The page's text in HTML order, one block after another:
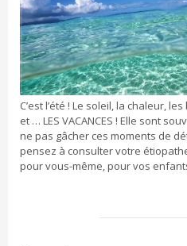
C’est l’été ! Le soleil, la chaleur,
et … LES VACANCES ! Elle sont
ne pas gâcher ces moments de
pensez à consulter votre
pour vous-même, pour vos